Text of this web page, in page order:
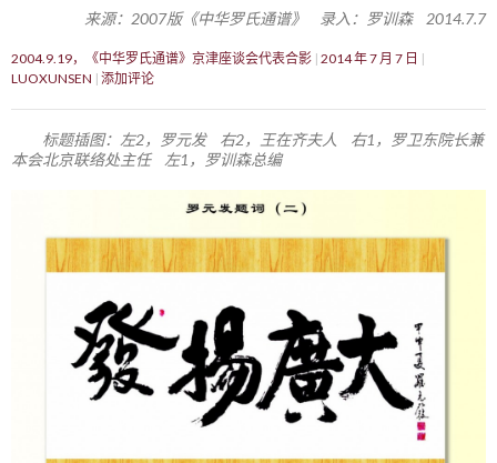
来源：2007版《中华罗氏通谱》 录入：罗训森 2014.7.7
2004.9.19，《中华罗氏通谱》京津座谈会代表合影 2014 年 7 月 7 日
LUOXUNSEN 添加评论
标题插图：左2，罗元发 右2，王在齐夫人 右1，罗卫东院长兼
本会北京联络处主任 左1，罗训森总编